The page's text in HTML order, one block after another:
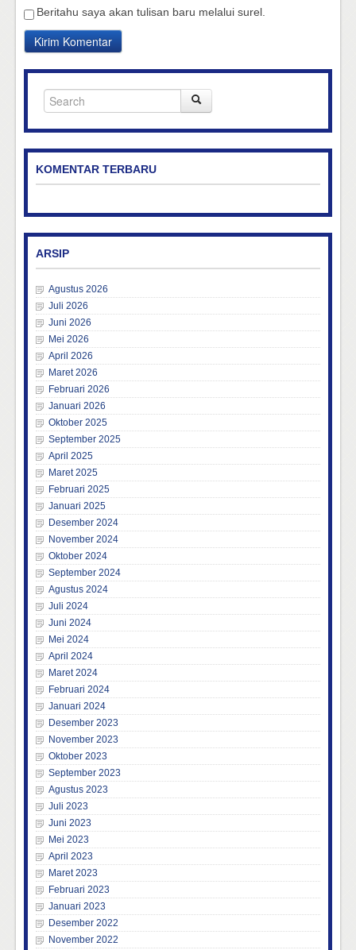
Beritahu saya akan tulisan baru melalui surel.
KOMENTAR TERBARU
ARSIP
Agustus 2026
Juli 2026
Juni 2026
Mei 2026
April 2026
Maret 2026
Februari 2026
Januari 2026
Oktober 2025
September 2025
April 2025
Maret 2025
Februari 2025
Januari 2025
Desember 2024
November 2024
Oktober 2024
September 2024
Agustus 2024
Juli 2024
Juni 2024
Mei 2024
April 2024
Maret 2024
Februari 2024
Januari 2024
Desember 2023
November 2023
Oktober 2023
September 2023
Agustus 2023
Juli 2023
Juni 2023
Mei 2023
April 2023
Maret 2023
Februari 2023
Januari 2023
Desember 2022
November 2022